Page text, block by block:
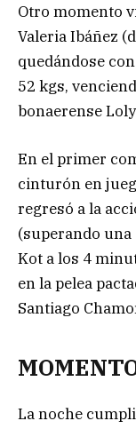
Otro momento
Valeria Ibáñez
quedándose
52 kgs,
bonaerense
En el primer
cinturón en
regresó a la
(superando
Kot a los 4
en la pelea
Santiago
La noche